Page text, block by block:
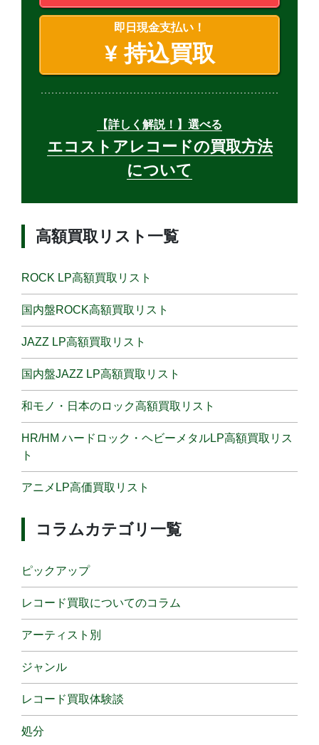
即日現金支払い！
¥持込買取
【詳しく解説！】選べる
エコストアレコードの買取方法
について
高額買取リスト一覧
ROCK LP高額買取リスト
国内盤ROCK高額買取リスト
JAZZ LP高額買取リスト
国内盤JAZZ LP高額買取リスト
和モノ・日本のロック高額買取リスト
HR/HM ハードロック・ヘビーメタルLP高額買取リス
ト
アニメLP高価買取リスト
コラムカテゴリ一覧
ピックアップ
レコード買取についてのコラム
アーティスト別
ジャンル
レコード買取体験談
処分